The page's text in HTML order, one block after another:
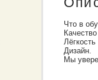
Что в
Дизайн.
Мы